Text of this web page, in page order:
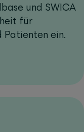
und SWICA
für
ein.